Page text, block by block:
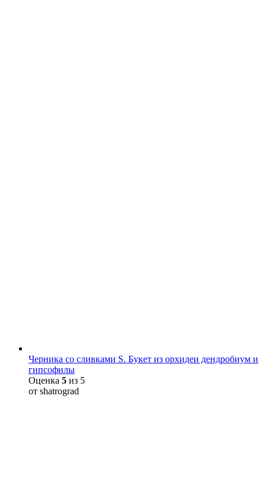
Черника со сливками S. Букет из орхидеи дендробиум и
гипсофилы
Оценка 5 из 5
от shatrograd